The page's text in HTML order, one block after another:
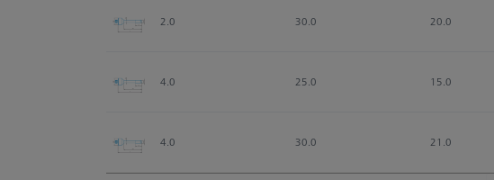
2.0 30.0 20.0
4.0 25.0 15.0
4.0 30.0 21.0